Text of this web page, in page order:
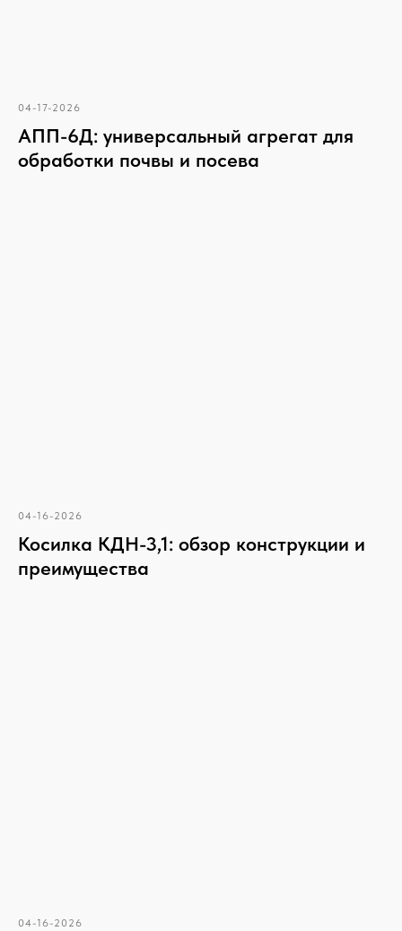
04-17-2026
АПП-6Д: универсальный агрегат для
обработки почвы и посева
04-16-2026
Косилка КДН-3,1: обзор конструкции и
преимущества
04-16-2026